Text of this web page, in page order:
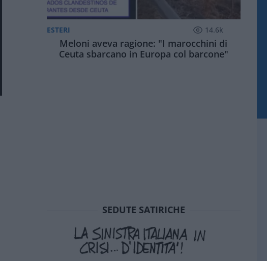
ESTERI 14.6k
Meloni aveva ragione: "I marocchini di
Ceuta sbarcano in Europa col barcone"
SEDUTE SATIRICHE